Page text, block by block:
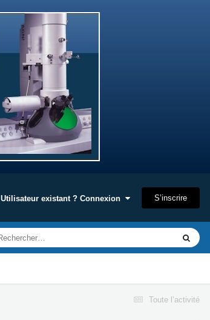
Utilisateur existant ? Connexion S’inscrire
Toute l’activité